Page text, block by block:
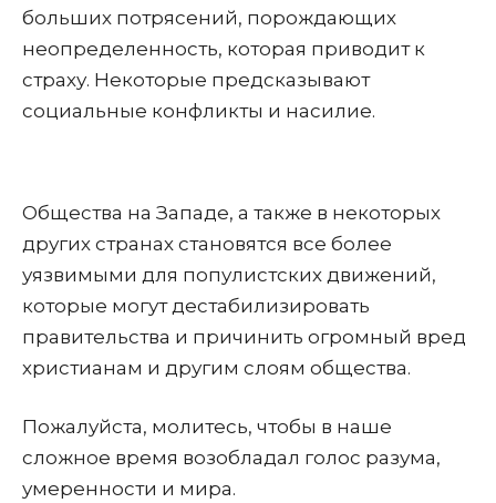
больших потрясений, порождающих
неопределенность, которая приводит к
страху. Некоторые предсказывают
социальные конфликты и насилие.
Общества на Западе, а также в некоторых
других странах становятся все более
уязвимыми для популистских движений,
которые могут дестабилизировать
правительства и причинить огромный вред
христианам и другим слоям общества.
Пожалуйста, молитесь, чтобы в наше
сложное время возобладал голос разума,
умеренности и мира.